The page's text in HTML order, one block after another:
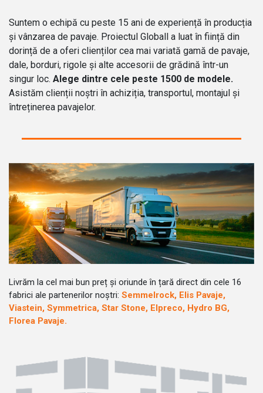
Suntem o echipă cu peste 15 ani de experiență în producția
și vânzarea de pavaje. Proiectul Globall a luat în ființă din
dorință de a oferi clienților cea mai variată gamă de pavaje,
dale, borduri, rigole și alte accesorii de grădină într-un
singur loc. Alege dintre cele peste 1500 de modele.
Asistăm clienții noștri în achiziția, transportul, montajul și
întreținerea pavajelor.
Livrăm la cel mai bun preț și oriunde în țară direct din cele 16
fabrici ale partenerilor noștri: Semmelrock, Elis Pavaje,
Viastein, Symmetrica, Star Stone, Elpreco, Hydro BG,
Florea Pavaje.